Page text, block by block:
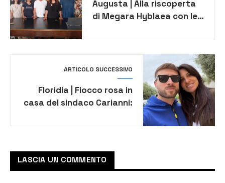
Augusta | Alla riscoperta
di Megara Hyblaea con le
ARTICOLO SUCCESSIVO
Floridia | Fiocco rosa in
casa del sindaco Carianni:
LASCIA UN COMMENTO